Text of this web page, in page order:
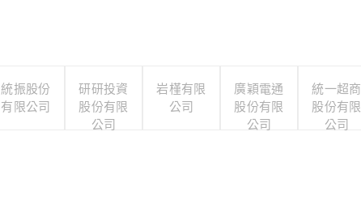
統振股份
有限公司
研研投資
股份有限
公司
岩槿有限
公司
廣穎電通
股份有限
公司
統一超商
股份有限
公司